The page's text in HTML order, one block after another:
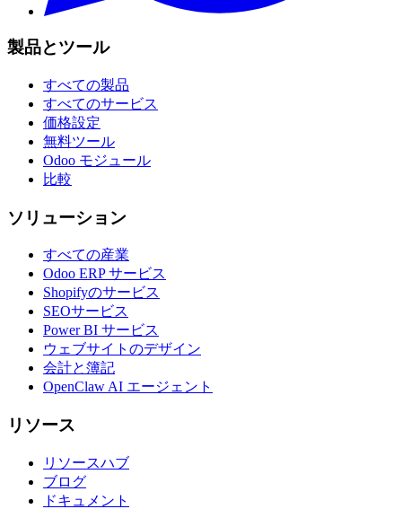
製品とツール
すべての製品
すべてのサービス
価格設定
無料ツール
Odoo モジュール
比較
ソリューション
すべての産業
Odoo ERP サービス
Shopifyのサービス
SEOサービス
Power BI サービス
ウェブサイトのデザイン
会計と簿記
OpenClaw AI エージェント
リソース
リソースハブ
ブログ
ドキュメント